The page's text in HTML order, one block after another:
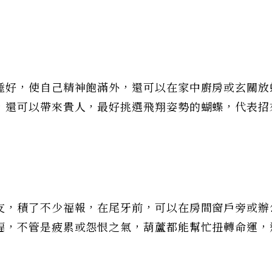
，使自己精神飽滿外，還可以在家中廚房或玄關
可以帶來貴人，最好挑選飛翔姿勢的蝴蝶，代表
積了不少福報，在尾牙前，可以在房間窗戶旁或
不管是疲累或怨恨之氣，葫蘆都能幫忙扭轉命運